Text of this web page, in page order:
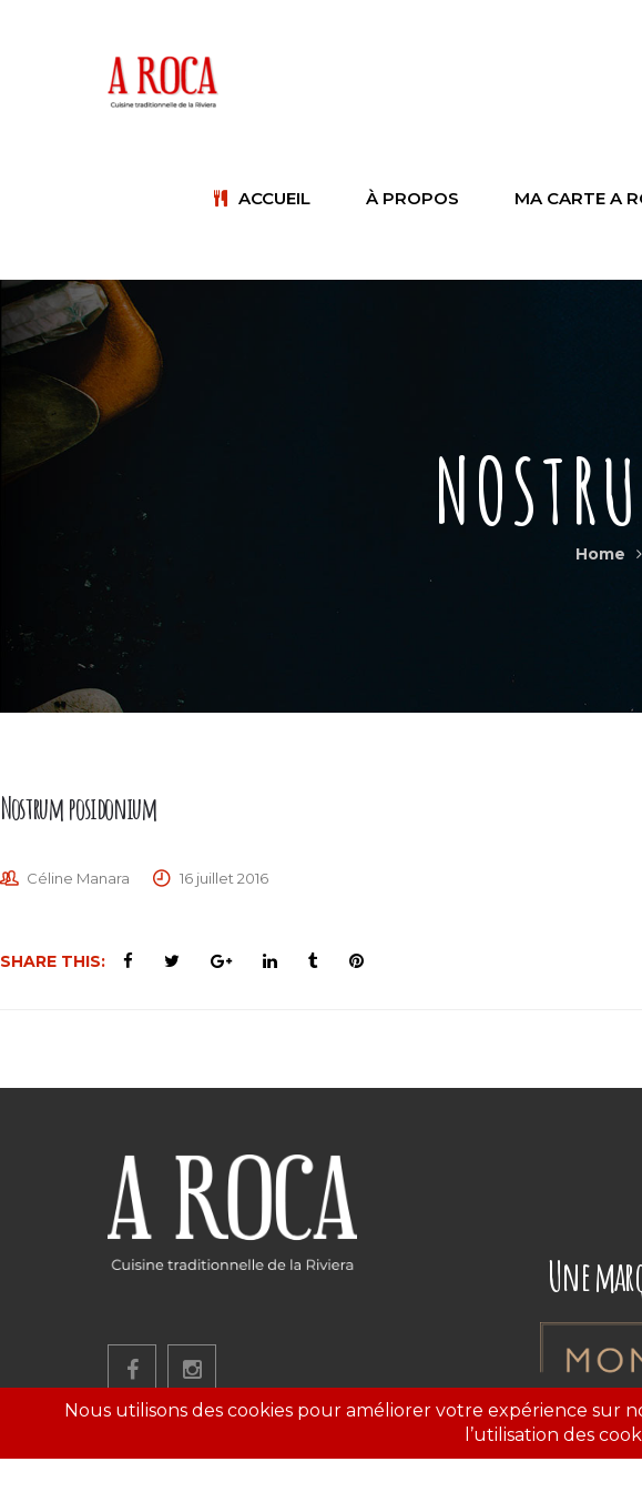
ACCUEIL À PROPOS MA CARTE A
Home
Nostrum posidonium
Céline Manara 16 juillet 2016
SHARE THIS:
Une